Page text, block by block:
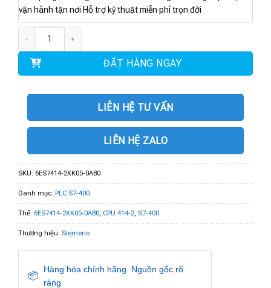
vận hành tận nơi Hỗ trợ kỹ thuật miễn phí trọn đời
ĐẶT HÀNG NGAY
LIÊN HỆ TƯ VẤN
LIÊN HỆ ZALO
SKU: 6ES7414-2XK05-0AB0
Danh mục: PLC S7-400
Thẻ: 6ES7414-2XK05-0AB0, CPU 414-2, S7-400
Thương hiệu: Siemens
📦
Hàng hóa chính hãng. Nguồn gốc rõ
ràng